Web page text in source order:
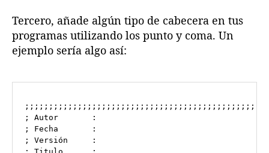
Tercero, añade algún tipo de cabecera en tus
programas utilizando los punto y coma. Un
ejemplo sería algo así:
; Autor       :
; Fecha       :
; Versión     :